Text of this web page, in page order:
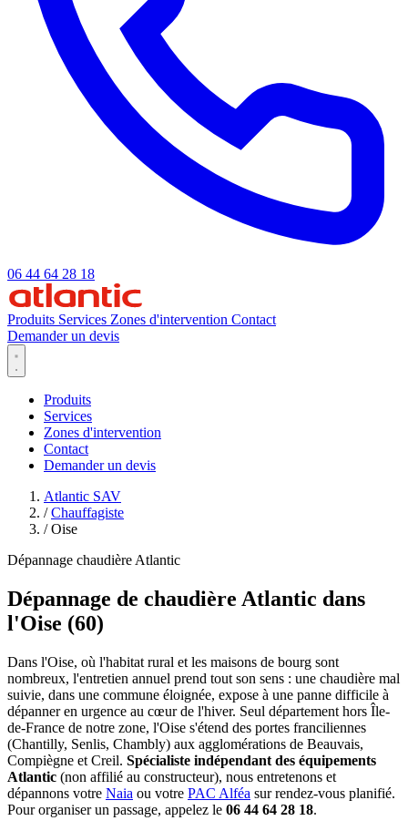
06 44 64 28 18
Produits Services Zones d'intervention Contact
Demander un devis
Produits
Services
Zones d'intervention
Contact
Demander un devis
Atlantic SAV
/ Chauffagiste
/ Oise
Dépannage chaudière Atlantic
Dépannage de chaudière Atlantic dans
l'Oise (60)
Dans l'Oise, où l'habitat rural et les maisons de bourg sont
nombreux, l'entretien annuel prend tout son sens : une chaudière mal
suivie, dans une commune éloignée, expose à une panne difficile à
dépanner en urgence au cœur de l'hiver. Seul département hors Île-
de-France de notre zone, l'Oise s'étend des portes franciliennes
(Chantilly, Senlis, Chambly) aux agglomérations de Beauvais,
Compiègne et Creil. Spécialiste indépendant des équipements
Atlantic (non affilié au constructeur), nous entretenons et
dépannons votre Naia ou votre PAC Alféa sur rendez-vous planifié.
Pour organiser un passage, appelez le 06 44 64 28 18.